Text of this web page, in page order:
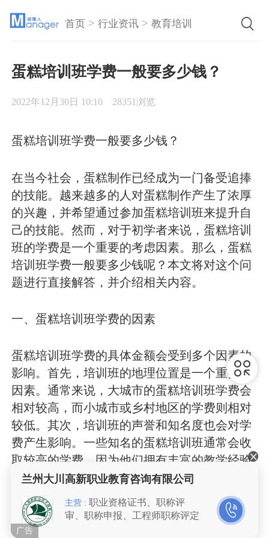
首页 >行业资讯 >教育培训
蛋糕培训班学费一般要多少钱？
2022年12月30日 10:10 28351浏览
蛋糕培训班学费一般要多少钱？
在当今社会，蛋糕制作已经成为一门备受追捧
的技能。越来越多的人对蛋糕制作产生了浓厚
的兴趣，并希望通过参加蛋糕培训班来提升自
己的技能。然而，对于初学者来说，蛋糕培训
班的学费是一个重要的考虑因素。那么，蛋糕
培训班学费一般要多少钱呢？本文将对这个问
题进行直接解答，并介绍相关内容。
一、蛋糕培训班学费的因素
蛋糕培训班学费的具体金额会受到多个因素的
影响。首先，培训班的地理位置是一个重要的
因素。通常来说，大城市的蛋糕培训班学费会
相对较高，而小城市或乡村地区的学费则相对
较低。其次，培训班的声誉和知名度也会对学
费产生影响。一些知名的蛋糕培训班通常会收
取较高的学费，因为他们拥有丰富的教学经验
和优质的师资团队。最后，培训班的课程设置
和学习内容也会对学费产生影响。一些高级的
蛋糕制作技巧和特殊的蛋糕设计课程往往会收
取更高的学费。
兰州大川高新职业教育咨询有限公司
主营 : 职业资格证书、职称评
审、职称申报、工程师职称评定
广告